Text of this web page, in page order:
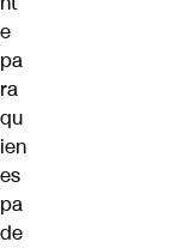
e
pa
ra
qu
ien
es
pa
de